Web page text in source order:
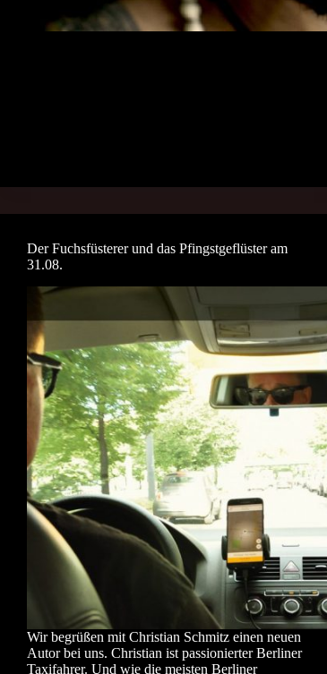
Der Fuchsfüsterer und das Pfingstgeflüster am
31.08.
Wir begrüßen mit Christian Schmitz einen neuen
Autor bei uns. Christian ist passionierter Berliner
Taxifahrer. Und wie die meisten Berliner